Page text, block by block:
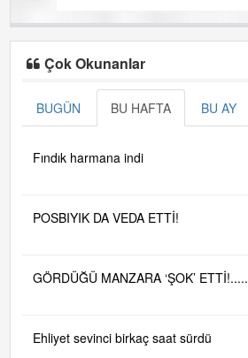
Çok Okunanlar
BUGÜN BU HAFTA BU AY
Fındık harmana indi
POSBIYIK DA VEDA ETTİ!
GÖRDÜĞÜ MANZARA ‘ŞOK’ ETTİ!.....
Ehliyet sevinci birkaç saat sürdü